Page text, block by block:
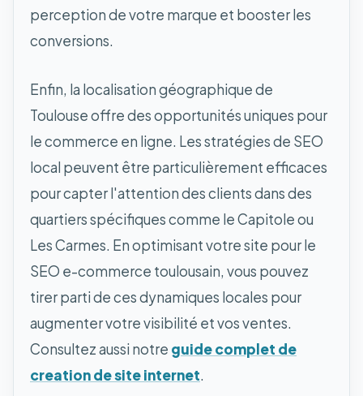
perception de votre marque et booster les
conversions.
Enfin, la localisation géographique de
Toulouse offre des opportunités uniques pour
le commerce en ligne. Les stratégies de SEO
local peuvent être particulièrement efficaces
pour capter l'attention des clients dans des
quartiers spécifiques comme le Capitole ou
Les Carmes. En optimisant votre site pour le
SEO e-commerce toulousain, vous pouvez
tirer parti de ces dynamiques locales pour
augmenter votre visibilité et vos ventes.
Consultez aussi notre guide complet de
creation de site internet.